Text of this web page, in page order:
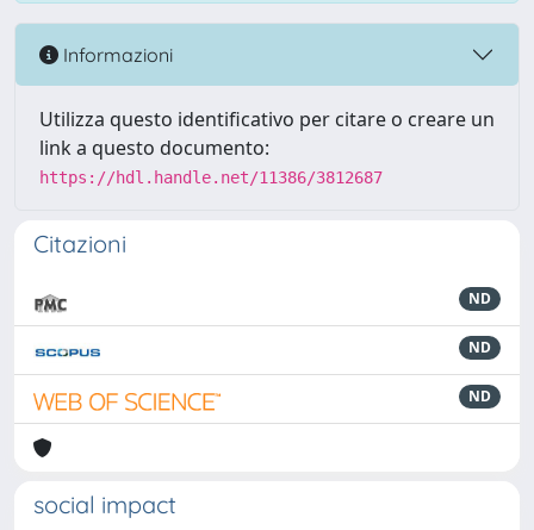
Informazioni
Utilizza questo identificativo per citare o creare un
link a questo documento:
https://hdl.handle.net/11386/3812687
Citazioni
ND
ND
ND
social impact